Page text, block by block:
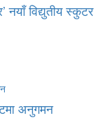
नयाँ विद्युतीय स्कुटर
अनुगमन